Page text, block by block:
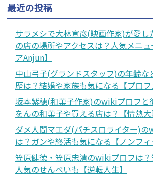
最近の投稿
サラメシで大林宣彦(映画作家)が愛し
の店の場所やアクセスは？人気メニ
アAnjun】
中山弓子(グランドスタッフ)の年齢
歴は？結婚や家族も気になる【プロフ
坂本紫穗(和菓子作家)のwikiプロフと
をんの和菓子や買える店は？【情熱大
ダメ人間マエダ(パチスロライター)
は？ガンや終活も気になる【ノンフィ
笠原健徳・笠原忠清のwikiプロフは
人気のせんべいも【逆転人生】